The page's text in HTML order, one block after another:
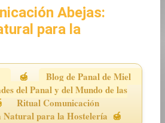
Abejas:
para la
Blog de Panal de Miel
del Panal y del Mundo de las
Ritual Comunicación
Natural para la Hostelería